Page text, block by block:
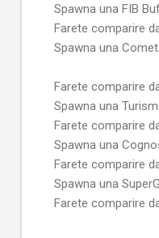
Spawna una FIB
Farete comparire
Spawna una Comet
Farete comparire
Spawna una
Farete comparire
Spawna una
Farete comparire
Spawna una
Farete comparire